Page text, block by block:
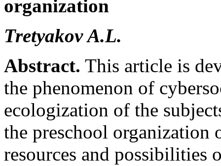
organization
Tretyakov A.L.
Abstract. This article is
the phenomenon of
ecologization of the
the preschool
resources and possibilities